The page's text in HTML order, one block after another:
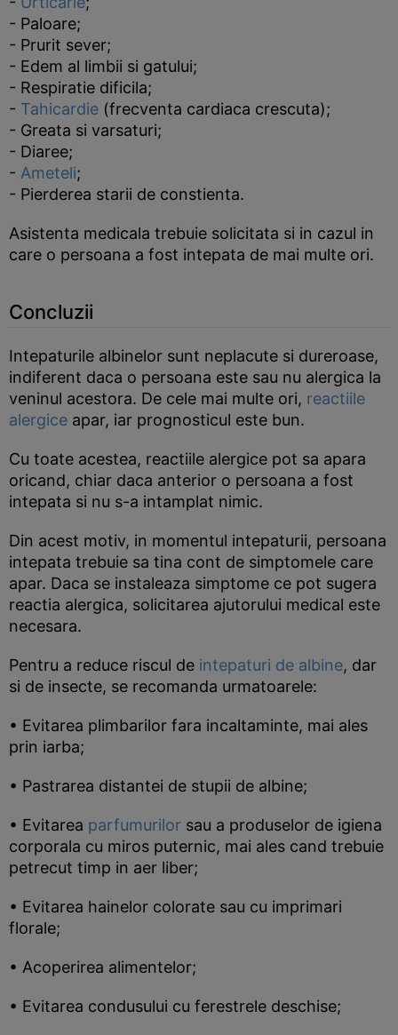
- Paloare;
- Prurit sever;
- Edem al limbii si gatului;
- Respiratie dificila;
- Tahicardie (frecventa cardiaca crescuta);
- Greata si varsaturi;
- Diaree;
- Ameteli;
- Pierderea starii de constienta.
Asistenta medicala trebuie solicitata si in cazul in
care o persoana a fost intepata de mai multe ori.
Concluzii
Intepaturile albinelor sunt neplacute si dureroase,
indiferent daca o persoana este sau nu alergica la
veninul acestora. De cele mai multe ori, reactiile
alergice apar, iar prognosticul este bun.
Cu toate acestea, reactiile alergice pot sa apara
oricand, chiar daca anterior o persoana a fost
intepata si nu s-a intamplat nimic.
Din acest motiv, in momentul intepaturii, persoana
intepata trebuie sa tina cont de simptomele care
apar. Daca se instaleaza simptome ce pot sugera
reactia alergica, solicitarea ajutorului medical este
necesara.
Pentru a reduce riscul de intepaturi de albine, dar
si de insecte, se recomanda urmatoarele:
• Evitarea plimbarilor fara incaltaminte, mai ales
prin iarba;
• Pastrarea distantei de stupii de albine;
• Evitarea parfumurilor sau a produselor de igiena
corporala cu miros puternic, mai ales cand trebuie
petrecut timp in aer liber;
• Evitarea hainelor colorate sau cu imprimari
florale;
• Acoperirea alimentelor;
• Evitarea condusului cu ferestrele deschise;